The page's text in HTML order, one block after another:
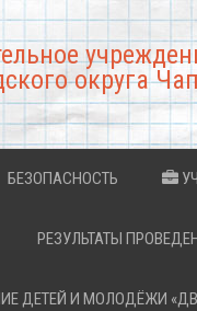
округа
БЕЗОПАСНОСТЬ
РЕЗУЛЬТАТЫ
ДЕТЕЙ И МОЛОДЁЖИ